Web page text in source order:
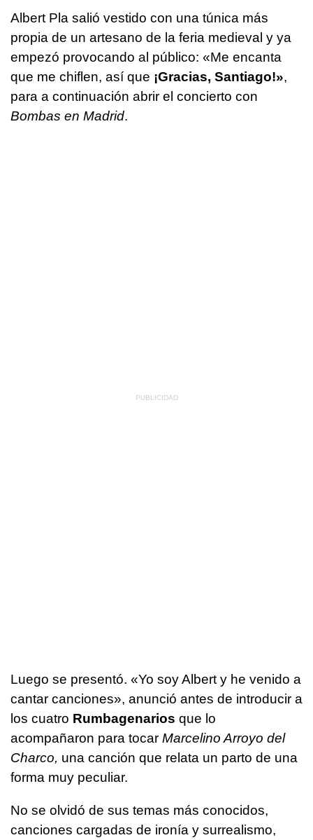
Albert Pla salió vestido con una túnica más
propia de un artesano de la feria medieval y ya
empezó provocando al público: «Me encanta
que me chiflen, así que ¡Gracias, Santiago!»,
para a continuación abrir el concierto con
Bombas en Madrid.
Luego se presentó. «Yo soy Albert y he venido a
cantar canciones», anunció antes de introducir a
los cuatro Rumbagenarios que lo
acompañaron para tocar Marcelino Arroyo del
Charco, una canción que relata un parto de una
forma muy peculiar.
No se olvidó de sus temas más conocidos,
canciones cargadas de ironía y surrealismo,